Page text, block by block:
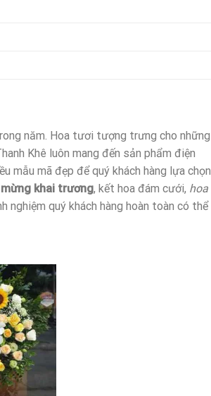
năm. Hoa tươi tượng trưng cho những
Khê luôn mang đến sản phẩm điện
mẫu mã đẹp để quý khách hàng lựa chọn
khai trương, kết hoa đám cưới, hoa
nghiệm quý khách hàng hoàn toàn có thể